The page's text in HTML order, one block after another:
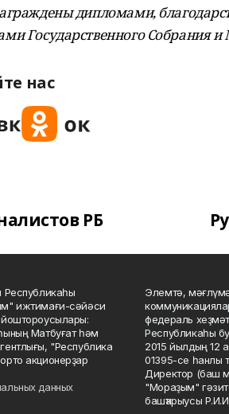
дипломами,
Государственного Собрания и
нас
РБ
Республикаһы
ижтимағи-сәйәси
Матбуғат һәм
"Республика
акционерҙар
данных
Элемтә,
федераль
Республикаһы
2015 йылдың 12
01395-се һанлы
Директор (баш
"Мораҙым"
башҡарыусы